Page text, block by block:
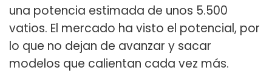
una potencia estimada de unos 5.500
vatios. El mercado ha visto el potencial, por
lo que no dejan de avanzar y sacar
modelos que calientan cada vez más.